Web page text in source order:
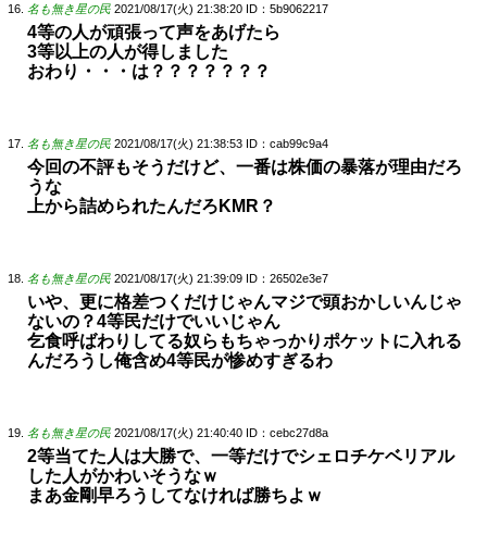
名も無き星の民 2021/08/17(火) 21:38:20 ID：5b9062217
4等の人が頑張って声をあげたら
3等以上の人が得しました
おわり・・・は？？？？？？？
名も無き星の民 2021/08/17(火) 21:38:53 ID：cab99c9a4
今回の不評もそうだけど、一番は株価の暴落が理由だろ
うな
上から詰められたんだろKMR？
名も無き星の民 2021/08/17(火) 21:39:09 ID：26502e3e7
いや、更に格差つくだけじゃんマジで頭おかしいんじゃ
ないの？4等民だけでいいじゃん
乞食呼ばわりしてる奴らもちゃっかりポケットに入れる
んだろうし俺含め4等民が惨めすぎるわ
名も無き星の民 2021/08/17(火) 21:40:40 ID：cebc27d8a
2等当てた人は大勝で、一等だけでシェロチケベリアル
した人がかわいそうなｗ
まあ金剛早ろうしてなければ勝ちよｗ